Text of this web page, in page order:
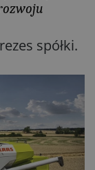
spółki.